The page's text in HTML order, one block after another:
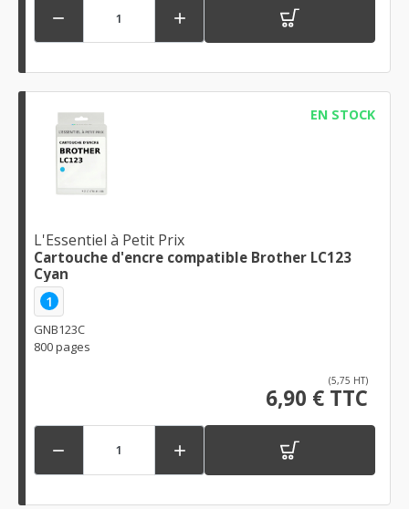
 
EN STOCK
L'Essentiel à Petit Prix
Cartouche d'encre compatible Brother LC123
Cyan
1
GNB123C
800 pages
(5,75 HT)
6,90 € TTC
 